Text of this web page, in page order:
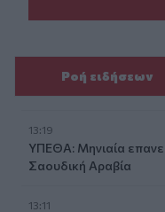
Ροή ειδήσεων
13:19
ΥΠΕΘΑ: Μηνιαία
Σαουδική Αραβία
13:11